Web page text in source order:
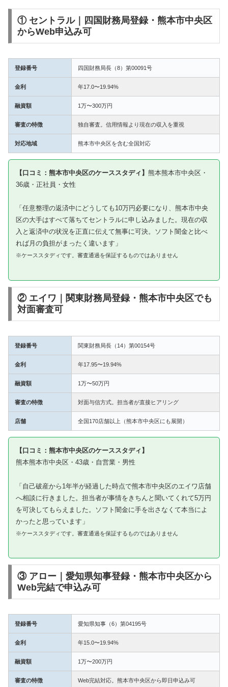
① セントラル｜四国財務局登録・熊本市中央区
からWeb申込み可
登録番号 四国財務局長（8）第00091号
金利 年17.0〜19.94%
融資額 1万〜300万円
審査の特徴 独自審査。信用情報より現在の収入を重視
対応地域 熊本市中央区を含む全国対応
【口コミ：熊本市中央区のケーススタディ】 熊本熊本市中央区・
36歳・正社員・女性
「任意整理の返済中にどうしても10万円必要になり、熊本市中央
区の大手はすべて落ちてセントラルに申し込みました。現在の収
入と返済中の状況を正直に伝えて無事に可決。ソフト闇金と比べ
れば月の負担がまったく違います」
※ケーススタディです。審査通過を保証するものではありません
② エイワ｜関東財務局登録・熊本市中央区でも
対面審査可
登録番号 関東財務局長（14）第00154号
金利 年17.95〜19.94%
融資額 1万〜50万円
審査の特徴 対面与信方式。担当者が直接ヒアリング
店舗 全国170店舗以上（熊本市中央区にも展開）
【口コミ：熊本市中央区のケーススタディ】
熊本熊本市中央区・43歳・自営業・男性
「自己破産から1年半が経過した時点で熊本市中央区のエイワ店舗
へ相談に行きました。担当者が事情をきちんと聞いてくれて5万円
を可決してもらえました。ソフト闇金に手を出さなくて本当によ
かったと思っています」
※ケーススタディです。審査通過を保証するものではありません
③ アロー｜愛知県知事登録・熊本市中央区から
Web完結で申込み可
登録番号 愛知県知事（6）第04195号
金利 年15.0〜19.94%
融資額 1万〜200万円
審査の特徴 Web完結対応。熊本市中央区から即日申込み可